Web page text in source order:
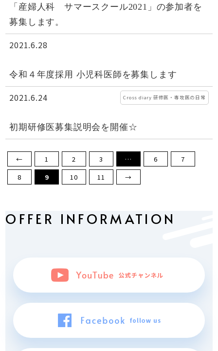
「産婦人科 サマースクール2021」の参加者を
募集します。
2021.6.28
令和４年度採用 小児科医師を募集します
Cross diary 研修医・専攻医の日常
2021.6.24
初期研修医募集説明会を開催☆
← 1 2 3 … 6
7
8
9 10 11 →
OFFER INFORMATION